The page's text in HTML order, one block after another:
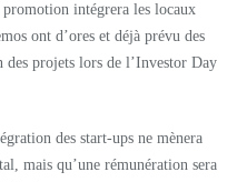
intégrera les locaux
ont d’ores et déjà prévu des
des projets lors de l’Investor Day
des start-ups ne mènera
mais qu’une rémunération sera